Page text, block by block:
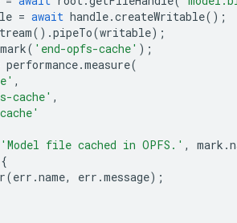
= await handle.createWritable();
().pipeTo(writable);
mark( 'end-opfs-cache' );
performance.measure(
,
cache' ,
'Model file cached in OPFS.' , mark .
{
(err .name, err .message);